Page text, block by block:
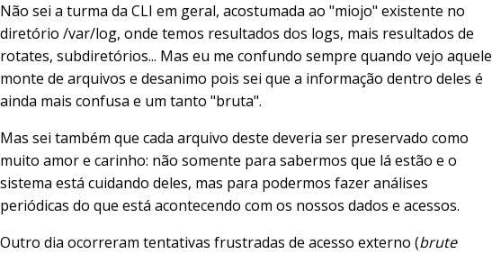
Não sei a turma da CLI em geral, acostumada ao "miojo" existente no
diretório /var/log, onde temos resultados dos logs, mais resultados de
rotates, subdiretórios... Mas eu me confundo sempre quando vejo aquele
monte de arquivos e desanimo pois sei que a informação dentro deles é
ainda mais confusa e um tanto "bruta".
Mas sei também que cada arquivo deste deveria ser preservado como
muito amor e carinho: não somente para sabermos que lá estão e o
sistema está cuidando deles, mas para podermos fazer análises
periódicas do que está acontecendo com os nossos dados e acessos.
Outro dia ocorreram tentativas frustradas de acesso externo (brute